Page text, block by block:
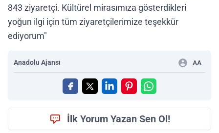
843 ziyaretçi. Kültürel mirasımıza gösterdikleri
yoğun ilgi için tüm ziyaretçilerimize teşekkür
ediyorum"
Anadolu Ajansı AA
İlk Yorum Yazan Sen Ol!